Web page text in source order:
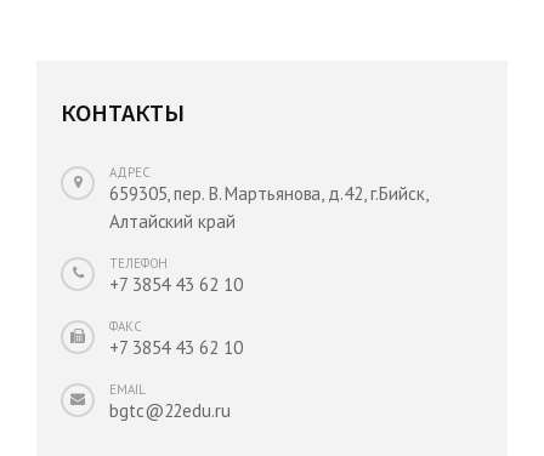
КОНТАКТЫ
АДРЕС
659305, пер. В. Мартьянова, д.42, г.Бийск,
Алтайский край
ТЕЛЕФОН
+7 3854 43 62 10
ФАКС
+7 3854 43 62 10
EMAIL
bgtc@22edu.ru